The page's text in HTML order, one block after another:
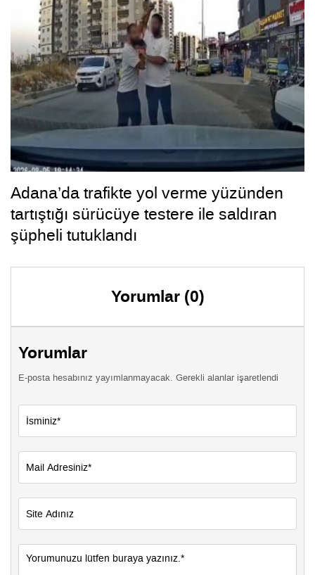
Adana’da trafikte yol verme yüzünden
tartıştığı sürücüye testere ile saldıran
şüpheli tutuklandı
Yorumlar (0)
Yorumlar
E-posta hesabınız yayımlanmayacak. Gerekli alanlar işaretlendi